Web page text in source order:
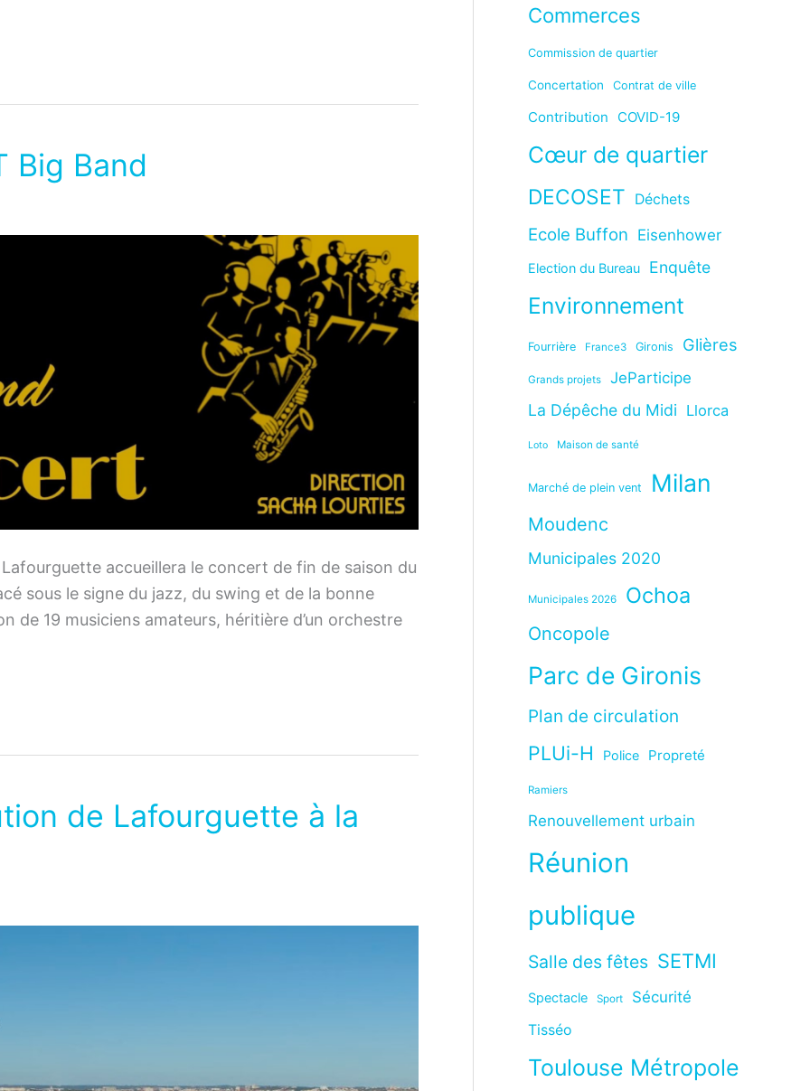
Big Band
accueillera le concert de fin de saison du
sous le signe du jazz, du swing et de la bonne
de 19 musiciens amateurs, héritière d’un orchestre
de Lafourguette à la
Commerces
Commission de quartier
Concertation Contrat de ville
Contribution COVID-19
Cœur de quartier
DECOSET Déchets
Ecole Buffon Eisenhower
Election du Bureau Enquête
Environnement
Fourrière France3 Gironis Glières
Grands projets JeParticipe
La Dépêche du Midi Llorca
Loto Maison de santé
Marché de plein vent Milan
Moudenc
Municipales 2020
Municipales 2026 Ochoa
Oncopole
Parc de Gironis
Plan de circulation
PLUi-H Police Propreté
Ramiers
Renouvellement urbain
Réunion
publique
Salle des fêtes SETMI
Spectacle Sport Sécurité
Tisséo
Toulouse Métropole